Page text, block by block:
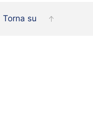
Torna su